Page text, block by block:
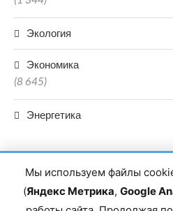
Экология
Экономика
(8 645)
Энергетика
Мы используем файлы
(Яндекс Метрика, Google